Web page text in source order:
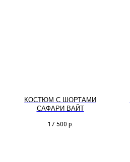
КОСТЮМ С ШОРТАМИ
САФАРИ ВАЙТ
17 500 р.